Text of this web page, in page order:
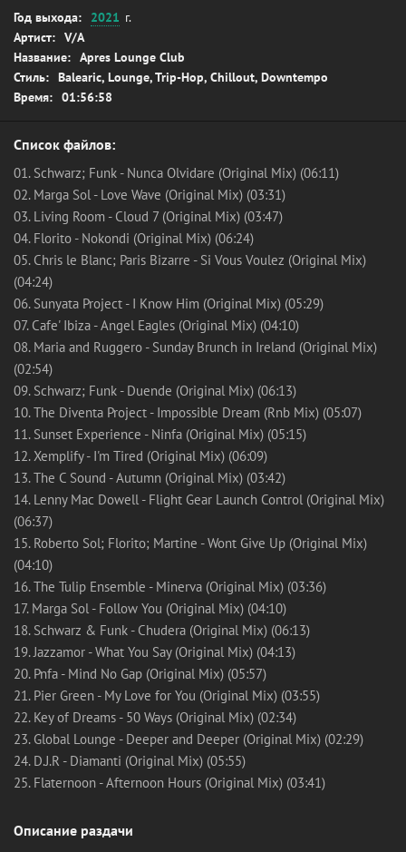
Год выхода: 2021 г.
Артист: V/A
Название: Apres Lounge Club
Стиль: Balearic, Lounge, Trip-Hop, Chillout, Downtempo
Время: 01:56:58
Список файлов:
01. Schwarz; Funk - Nunca Olvidare (Original Mix) (06:11)
02. Marga Sol - Love Wave (Original Mix) (03:31)
03. Living Room - Cloud 7 (Original Mix) (03:47)
04. Florito - Nokondi (Original Mix) (06:24)
05. Chris le Blanc; Paris Bizarre - Si Vous Voulez (Original Mix)
(04:24)
06. Sunyata Project - I Know Him (Original Mix) (05:29)
07. Cafe' Ibiza - Angel Eagles (Original Mix) (04:10)
08. Maria and Ruggero - Sunday Brunch in Ireland (Original Mix)
(02:54)
09. Schwarz; Funk - Duende (Original Mix) (06:13)
10. The Diventa Project - Impossible Dream (Rnb Mix) (05:07)
11. Sunset Experience - Ninfa (Original Mix) (05:15)
12. Xemplify - I'm Tired (Original Mix) (06:09)
13. The C Sound - Autumn (Original Mix) (03:42)
14. Lenny Mac Dowell - Flight Gear Launch Control (Original Mix)
(06:37)
15. Roberto Sol; Florito; Martine - Wont Give Up (Original Mix)
(04:10)
16. The Tulip Ensemble - Minerva (Original Mix) (03:36)
17. Marga Sol - Follow You (Original Mix) (04:10)
18. Schwarz & Funk - Chudera (Original Mix) (06:13)
19. Jazzamor - What You Say (Original Mix) (04:13)
20. Pnfa - Mind No Gap (Original Mix) (05:57)
21. Pier Green - My Love for You (Original Mix) (03:55)
22. Key of Dreams - 50 Ways (Original Mix) (02:34)
23. Global Lounge - Deeper and Deeper (Original Mix) (02:29)
24. D.J.R - Diamanti (Original Mix) (05:55)
25. Flaternoon - Afternoon Hours (Original Mix) (03:41)
Описание раздачи